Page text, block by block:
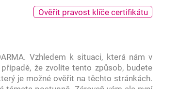
Ověřit pravost klíče certifikátu
Vzhledem k situaci, která nám v
že zvolíte tento způsob, budete
je možné ověřit na těchto stránkách.